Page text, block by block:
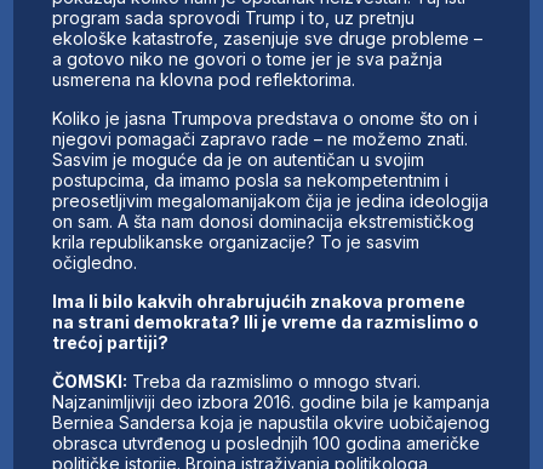
program sada sprovodi Trump i to, uz pretnju
ekološke katastrofe, zasenjuje sve druge probleme –
a gotovo niko ne govori o tome jer je sva pažnja
usmerena na klovna pod reflektorima.
Koliko je jasna Trumpova predstava o onome što on i
njegovi pomagači zapravo rade – ne možemo znati.
Sasvim je moguće da je on autentičan u svojim
postupcima, da imamo posla sa nekompetentnim i
preosetljivim megalomanijakom čija je jedina ideologija
on sam. A šta nam donosi dominacija ekstremističkog
krila republikanske organizacije? To je sasvim
očigledno.
Ima li bilo kakvih ohrabrujućih znakova promene
na strani demokrata? Ili je vreme da razmislimo o
trećoj partiji?
ČOMSKI: Treba da razmislimo o mnogo stvari.
Najzanimljiviji deo izbora 2016. godine bila je kampanja
Berniea Sandersa koja je napustila okvire uobičajenog
obrasca utvrđenog u poslednjih 100 godina američke
političke istorije. Brojna istraživanja politikologa